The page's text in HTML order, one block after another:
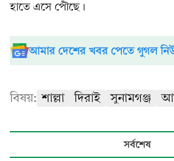
হাতে এসে পৌঁছে।
আমার দেশের খবর পেতে গুগল
বিষয়: শাল্লা দিরাই সুনামগঞ্জ
সর্বশেষ